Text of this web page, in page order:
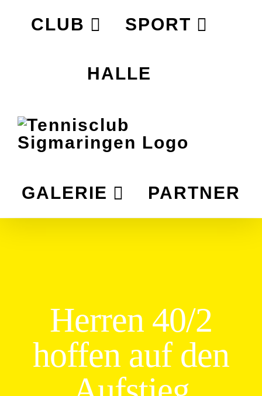
CLUB SPORT
HALLE
GALERIE PARTNER
Herren 40/2
hoffen auf den